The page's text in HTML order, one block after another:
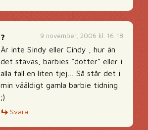
9 november, 2006 kl. 16:18
?
Är inte Sindy eller Cindy , hur än
det stavas, barbies ”dotter” eller i
alla fall en liten tjej… Så står det i
min vääldigt gamla barbie tidning
;)
Svara